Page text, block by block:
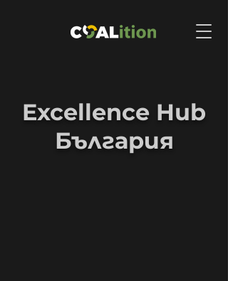
Excellence Hub
България